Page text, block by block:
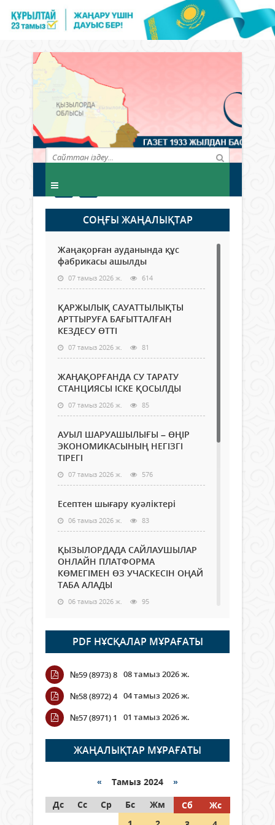
СОҢҒЫ ЖАҢАЛЫҚТАР
Жаңақорған ауданында құс
фабрикасы ашылды
07 тамыз 2026 ж. 614
ҚАРЖЫЛЫҚ САУАТТЫЛЫҚТЫ
АРТТЫРУҒА БАҒЫТТАЛҒАН
КЕЗДЕСУ ӨТТІ
07 тамыз 2026 ж. 81
ЖАҢАҚОРҒАНДА СУ ТАРАТУ
СТАНЦИЯСЫ ІСКЕ ҚОСЫЛДЫ
07 тамыз 2026 ж. 85
АУЫЛ ШАРУАШЫЛЫҒЫ – ӨҢІР
ЭКОНОМИКАСЫНЫҢ НЕГІЗГІ
ТІРЕГІ
07 тамыз 2026 ж. 576
Есептен шығару куәліктері
06 тамыз 2026 ж. 83
ҚЫЗЫЛОРДАДА САЙЛАУШЫЛАР
ОНЛАЙН ПЛАТФОРМА
КӨМЕГІМЕН ӨЗ УЧАСКЕСІН ОҢАЙ
ТАБА АЛАДЫ
06 тамыз 2026 ж. 95
Open Air: Қызылорда облысы
полиция департаменті 20
мыңнан астам көрерменнің
қауіпсіздігін қамтамасыз етті
06 тамыз 2026 ж.
Wi-Fi ҚАБЫРҒА АРҚЫЛЫ ҚАЛАЙ
ӨТЕДІ?
06 тамыз 2026 ж. 273
граждане Казахстана,
05 тамыз 2026 ж. 154
PDF НҰСҚАЛАР МҰРАҒАТЫ
№59 (8973) 8 08 тамыз 2026 ж.
№58 (8972) 4 04 тамыз 2026 ж.
№57 (8971) 1
01 тамыз 2026 ж.
ЖАҢАЛЫҚТАР МҰРАҒАТЫ
« Тамыз 2024 »
Дс
Сс Ср Бс Жм Сб
Жс